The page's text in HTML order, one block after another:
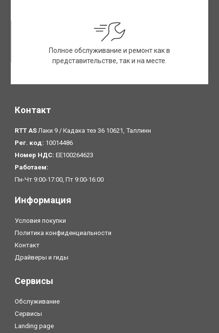
Полное обслуживание и ремонт как в
представительстве, так и на месте.
Контакт
RTT ASЛаки 9 / Кадака теэ 36 10621, Таллинн
Рег. код: 10014486
Номер НДС: EE100264623
Pаботаем:
Пн-Чт 9:00-17:00, Пт 9:00-16:00
Информация
Условия покупки
Политика конфиденциальности
Контакт
Драйверы и гиды
Сервисы
Обслуживание
Сервисы
Landing page